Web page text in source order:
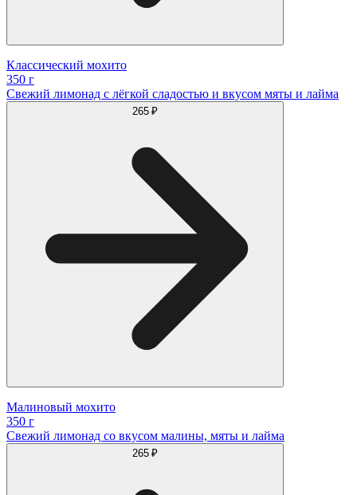
Классический мохито
350 г
Свежий лимонад с лёгкой сладостью и вкусом мяты и лайма
265 ₽
Малиновый мохито
350 г
Свежий лимонад со вкусом малины, мяты и лайма
265 ₽